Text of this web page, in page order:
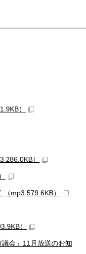
）
286.0KB）
mp3 579.6KB）
）
会」11月放送のお知